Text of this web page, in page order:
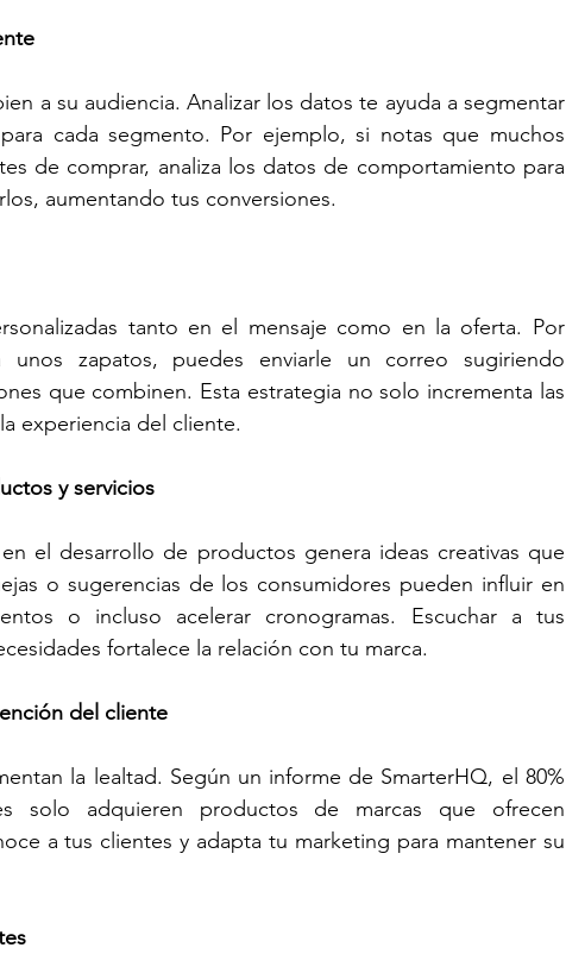
a su audiencia. Analizar los datos te ayuda a segmentar
cada segmento. Por ejemplo, si notas que muchos
de comprar, analiza los datos de comportamiento para
aumentando tus conversiones.
tanto en el mensaje como en la oferta. Por
zapatos, puedes enviarle un correo sugiriendo
que combinen. Esta estrategia no solo incrementa las
experiencia del cliente.
y servicios
el desarrollo de productos genera ideas creativas que
o sugerencias de los consumidores pueden influir en
o incluso acelerar cronogramas. Escuchar a tus
fortalece la relación con tu marca.
del cliente
la lealtad. Según un informe de SmarterHQ, el 80%
solo adquieren productos de marcas que ofrecen
a tus clientes y adapta tu marketing para mantener su